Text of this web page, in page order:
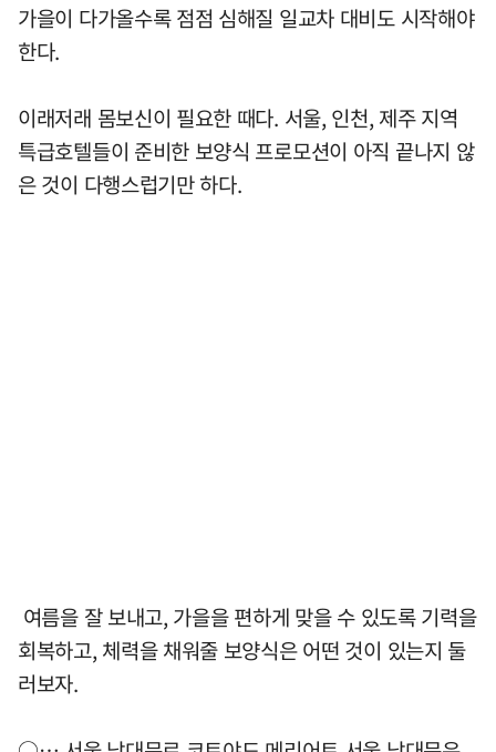
가을이 다가올수록 점점 심해질 일교차 대비도 시작해야
한다.
이래저래 몸보신이 필요한 때다. 서울, 인천, 제주 지역
특급호텔들이 준비한 보양식 프로모션이 아직 끝나지 않
은 것이 다행스럽기만 하다.
여름을 잘 보내고, 가을을 편하게 맞을 수 있도록 기력을
회복하고, 체력을 채워줄 보양식은 어떤 것이 있는지 둘
러보자.